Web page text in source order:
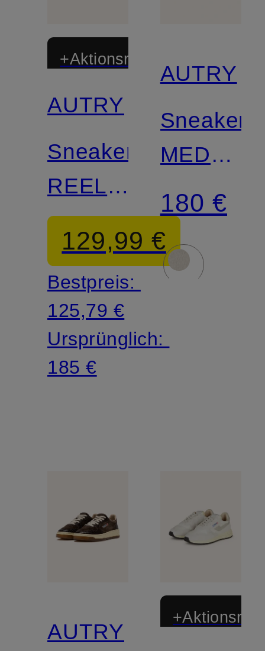
+Aktionsrabatt
AUTRY
Sneaker
REELWIND
LOW
LW129,99 €
Bestpreis:
125,79 €
Ursprünglich:
185 €
AUTRY
Sneaker
LOW
UH
180 €
AUTRY